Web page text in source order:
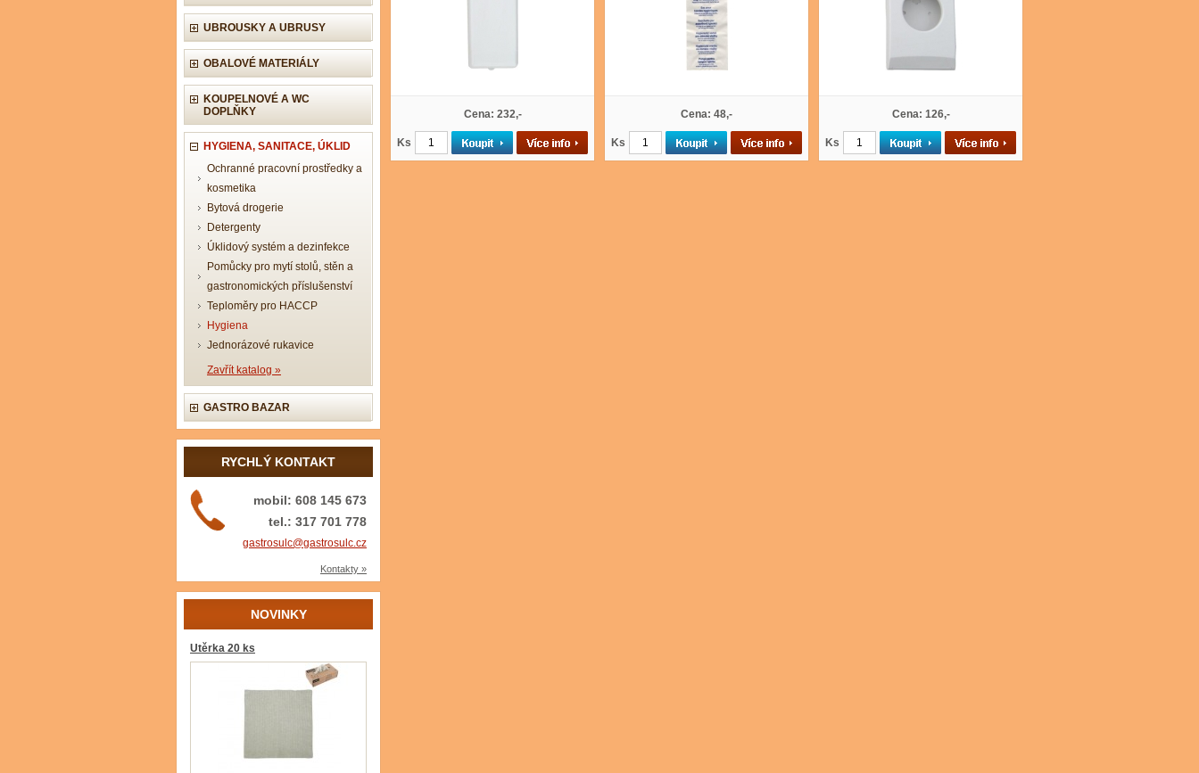
UBROUSKY A UBRUSY
OBALOVÉ MATERIÁLY
KOUPELNOVÉ A WC
DOPLŇKY
HYGIENA, SANITACE, ÚKLID
Ochranné pracovní prostředky a
kosmetika
Bytová drogerie
Detergenty
Úklidový systém a dezinfekce
Pomůcky pro mytí stolů, stěn a
gastronomických příslušenství
Teploměry pro HACCP
Hygiena
Jednorázové rukavice
Zavřít katalog »
GASTRO BAZAR
RYCHLÝ KONTAKT
mobil: 608 145 673
tel.: 317 701 778
gastrosulc@gastrosulc.cz
Kontakty »
NOVINKY
Utěrka 20 ks
Cena: 232,-
Ks
Cena: 48,-
Ks
Cena: 126,-
Ks